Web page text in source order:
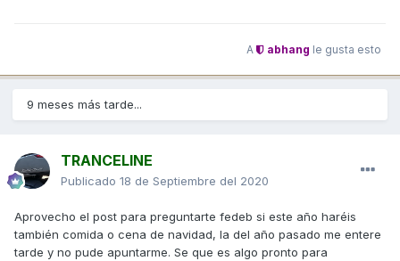
A abhang le gusta esto
9 meses más tarde...
TRANCELINE
Publicado 18 de Septiembre del 2020
Aprovecho el post para preguntarte fedeb si este año haréis
también comida o cena de navidad, la del año pasado me entere
tarde y no pude apuntarme. Se que es algo pronto para